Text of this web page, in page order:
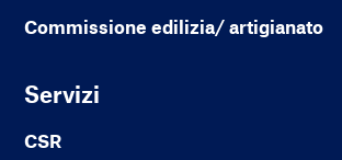
Commissione edilizia/ artigianato
Servizi
CSR